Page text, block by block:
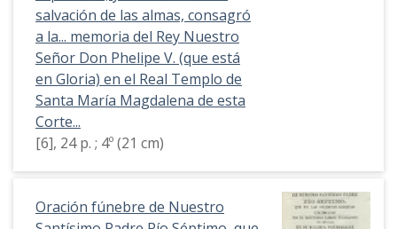
salvación de las almas, consagró
a la... memoria del Rey Nuestro
Señor Don Phelipe V. (que está
en Gloria) en el Real Templo de
Santa María Magdalena de esta
Corte...
[6], 24 p. ; 4º (21 cm)
Oración fúnebre de Nuestro